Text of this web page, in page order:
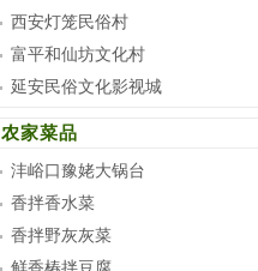
西安灯笼民俗村
富平和仙坊文化村
延安民俗文化影视城
农家菜品
沣峪口豫姥大锅台
香拌香水菜
香拌野灰灰菜